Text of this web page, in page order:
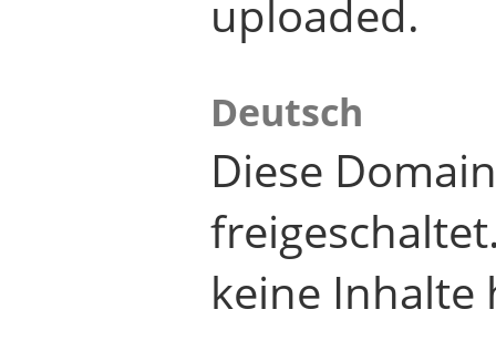
uploaded.
Deutsch
Diese
keine Inhalte